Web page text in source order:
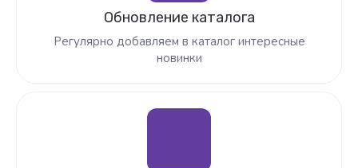
Обновление каталога
Регулярно добавляем в каталог интересные
новинки